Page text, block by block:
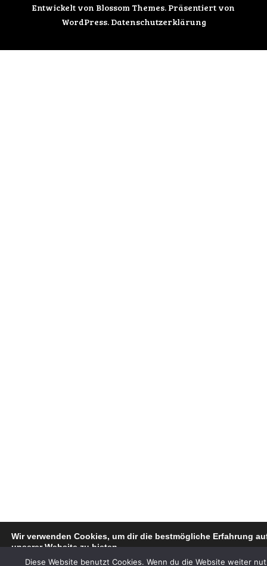
Entwickelt von Blossom Themes. Präsentiert von
WordPress. Datenschutzerklärung
Wir verwenden Cookies, um dir die bestmögliche Erfahrung
unserer Website zu bieten.
Du kannst mehr darüber erfahren, welche Cookies wir
Diese Website benutzt Cookies. Wenn du die Website weiter